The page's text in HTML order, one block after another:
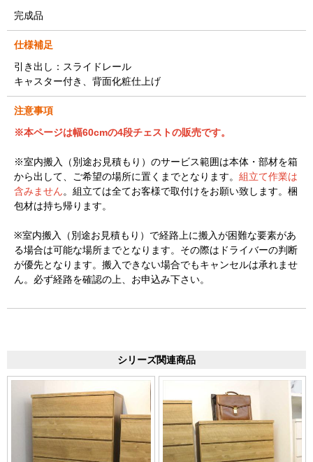
完成品
仕様補足
引き出し：スライドレール
キャスター付き、背面化粧仕上げ
注意事項
※本ページは幅60cmの4段チェストの販売です。
※室内搬入（別途お見積もり）のサービス範囲は本体・部材を箱
から出して、ご希望の場所に置くまでとなります。 組立て作業は
含みません。組立ては全てお客様で取付けをお願い致します。梱
包材は持ち帰ります。
※室内搬入（別途お見積もり）で経路上に搬入が困難な要素があ
る場合は可能な場所までとなります。その際はドライバーの判断
が優先となります。搬入できない場合でもキャンセルは承れませ
ん。必ず経路を確認の上、お申込み下さい。
シリーズ関連商品